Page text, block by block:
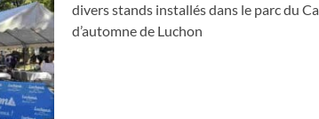
divers stands installés dans le parc du
d’automne de Luchon